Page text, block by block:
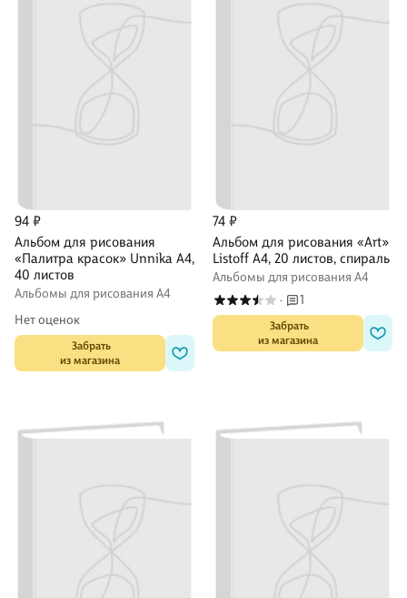
94 ₽
Альбом для рисования
«Палитра красок» Unnika А4,
40 листов
Альбомы для рисования А4
Нет оценок
Забрать
из магазина
74 ₽
Альбом для рисования «Art»
Listoff А4, 20 листов, спираль
Альбомы для рисования А4
· 1
Забрать
из магазина